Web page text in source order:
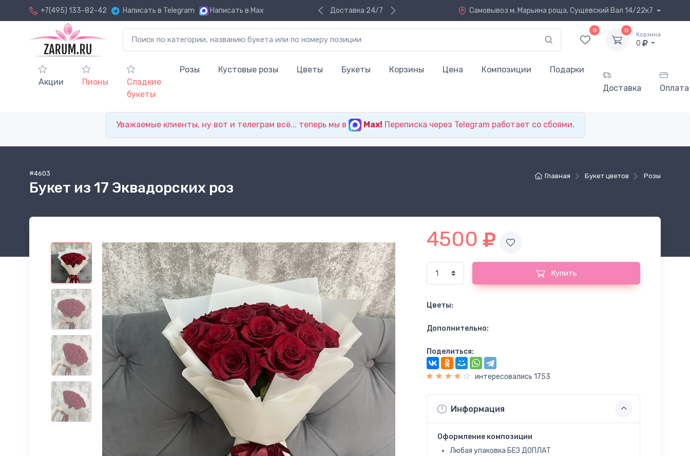
+7(495) 133-82-42 Написать в Telegram Написать в Max Доставка 24/7 Самовывоз м. Марьина роща, Сущевский Вал 14/22к7
0 0
Корзина
0
Акции Пионы
Сладкие
букеты
Розы Кустовые розы Цветы Букеты Корзины Цена Композиции
Подарки
Доставка
Оплата
Уважаемые клиенты, ну вот и телеграм всё... теперь мы в Max! Переписка через Telegram работает со сбоями.
Главная Букет цветов Розы
#4603
Букет из 17 Эквадорских роз
4500
Купить
Цветы:
Дополнительно:
Поделиться:
интересовались 1753
Информация
Оформление композиции
Любая упаковка БЕЗ ДОПЛАТ